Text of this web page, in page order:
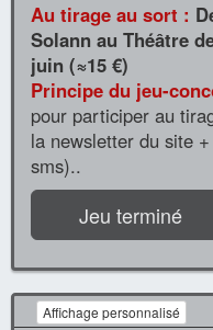
Au tirage au sort :
Solann au Théâtre
juin (≈15 €)
Principe du jeu-
pour participer au
la newsletter du site
sms)..
Jeu terminé
Affichage personnalisé